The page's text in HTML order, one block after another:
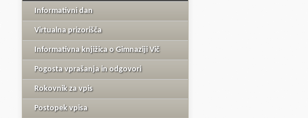
Informativni dan
Virtualna prizorišča
Informativna knjižica o Gimnaziji Vič
Pogosta vprašanja in odgovori
Rokovnik za vpis
Postopek vpisa